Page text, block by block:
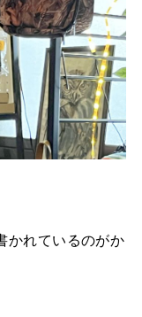
かれているのがか